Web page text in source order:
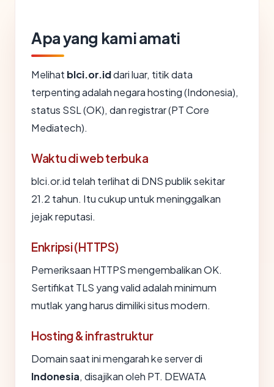
Apa yang kami amati
Melihat blci.or.iddari luar, titik data
terpenting adalah negara hosting (Indonesia),
status SSL (OK), dan registrar (PT Core
Mediatech).
Waktu di web terbuka
blci.or.id telah terlihat di DNS publik sekitar
21.2 tahun. Itu cukup untuk meninggalkan
jejak reputasi.
Enkripsi (HTTPS)
Pemeriksaan HTTPS mengembalikan OK.
Sertifikat TLS yang valid adalah minimum
mutlak yang harus dimiliki situs modern.
Hosting & infrastruktur
Domain saat ini mengarah ke server di
Indonesia, disajikan oleh PT. DEWATA